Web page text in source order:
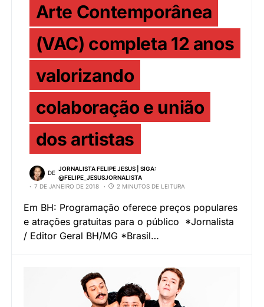
Arte Contemporânea
(VAC) completa 12 anos
valorizando
colaboração e união
dos artistas
DE
JORNALISTA FELIPE JESUS | SIGA:
@FELIPE_JESUSJORNALISTA
7 DE JANEIRO DE 2018
2 MINUTOS DE LEITURA
Em BH: Programação oferece preços populares
e atrações gratuitas para o público *Jornalista
/ Editor Geral BH/MG *Brasil…